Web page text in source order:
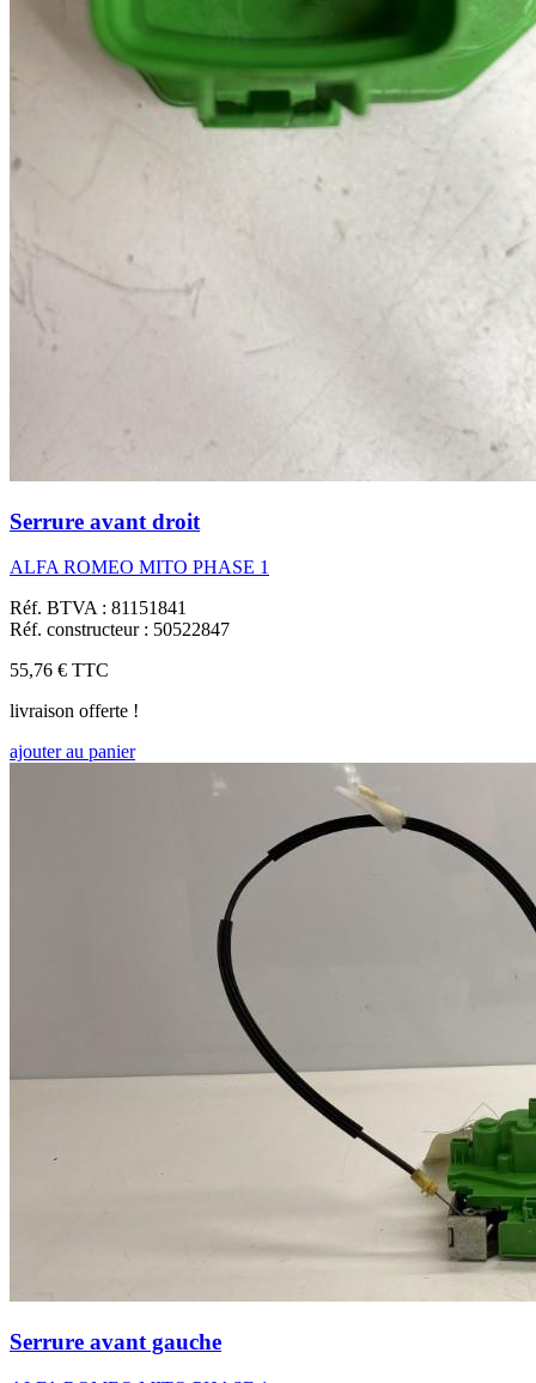
Serrure avant droit
ALFA ROMEO MITO PHASE 1
Réf. BTVA : 81151841
Réf. constructeur : 50522847
55,76 € TTC
livraison offerte !
ajouter au panier
Serrure avant gauche